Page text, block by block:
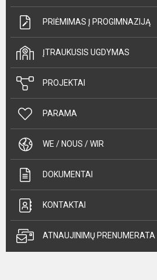
PRIĖMIMAS Į PROGIMNAZIJĄ
ĮTRAUKUSIS UGDYMAS
PROJEKTAI
PARAMA
WE / NOUS / WIR
DOKUMENTAI
KONTAKTAI
ATNAUJINIMŲ PRENUMERATA